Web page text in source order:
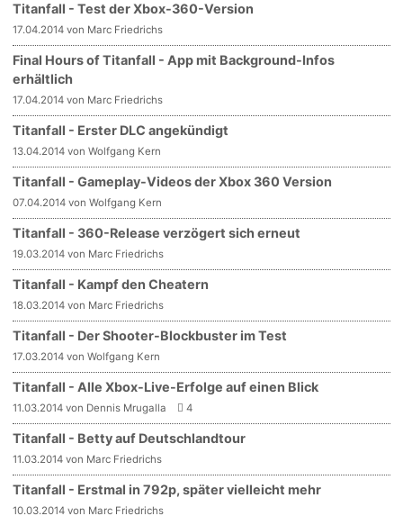
Titanfall - Test der Xbox-360-Version
17.04.2014 von Marc Friedrichs
Final Hours of Titanfall - App mit Background-Infos
erhältlich
17.04.2014 von Marc Friedrichs
Titanfall - Erster DLC angekündigt
13.04.2014 von Wolfgang Kern
Titanfall - Gameplay-Videos der Xbox 360 Version
07.04.2014 von Wolfgang Kern
Titanfall - 360-Release verzögert sich erneut
19.03.2014 von Marc Friedrichs
Titanfall - Kampf den Cheatern
18.03.2014 von Marc Friedrichs
Titanfall - Der Shooter-Blockbuster im Test
17.03.2014 von Wolfgang Kern
Titanfall - Alle Xbox-Live-Erfolge auf einen Blick
11.03.2014 von Dennis Mrugalla 4
Titanfall - Betty auf Deutschlandtour
11.03.2014 von Marc Friedrichs
Titanfall - Erstmal in 792p, später vielleicht mehr
10.03.2014 von Marc Friedrichs